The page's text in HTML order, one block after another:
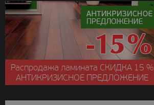
Распродажа ламината СКИДКА15 %
АНТИКРИЗИСНОЕ ПРЕДЛОЖЕНИЕ